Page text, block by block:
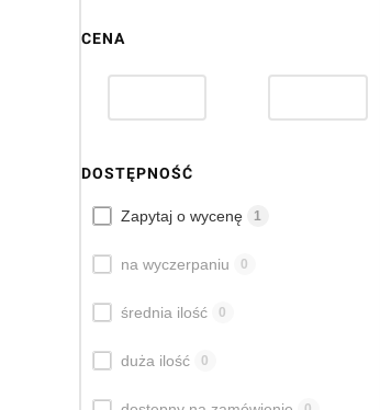
CENA
DOSTĘPNOŚĆ
DostępnośćZapytaj o wycenę 1
na wyczerpaniu 0
średnia ilość 0
duża ilość 0